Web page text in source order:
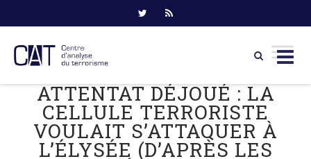
content
ATTENTAT DÉJOUÉ : LA
CELLULE TERRORISTE
VOULAIT S’ATTAQUER À
L’ÉLYSÉE (D’APRÈS LES